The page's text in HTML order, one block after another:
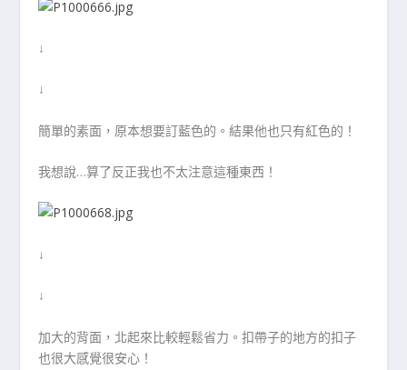
↓
↓
簡單的素面，原本想要訂藍色的。結果他也只有紅色的！
我想說…算了反正我也不太注意這種東西！
↓
↓
加大的背面，北起來比較輕鬆省力。扣帶子的地方的扣子
也很大感覺很安心！